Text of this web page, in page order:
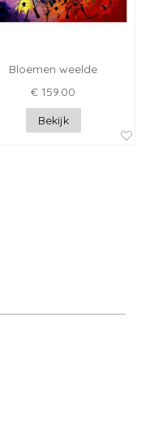
Bloemen weelde
€ 159.00
Bekijk